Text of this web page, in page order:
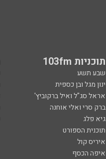
תוכניות 103fm
שבע תשע
ינון מגל ובן כספית
אראל סג"ל ואיל ברקוביץ'
ברק סרי ואלי אוחנה
גיא פלג
תוכנית הספורט
איריס קול
איפה הכסף